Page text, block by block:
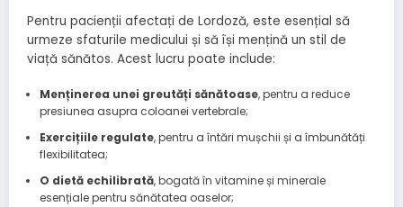
Pentru pacienții afectați de Lordoză, este esențial să
urmeze sfaturile medicului și să își mențină un stil de
viață sănătos. Acest lucru poate include:
Menținerea unei greutăți sănătoase, pentru a reduce
presiunea asupra coloanei vertebrale;
Exercițiile regulate, pentru a întări mușchii și a îmbunătăți
flexibilitatea;
O dietă echilibrată, bogată în vitamine și minerale
esențiale pentru sănătatea oaselor;